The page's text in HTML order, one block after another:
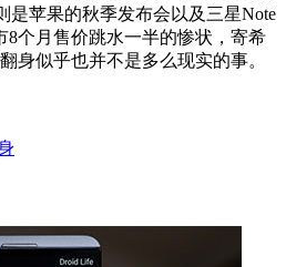
是苹果的秋季发布会以及三星Note
8个月售价跳水一半的惨状，寄希
身似乎也并不是多么现实的事。